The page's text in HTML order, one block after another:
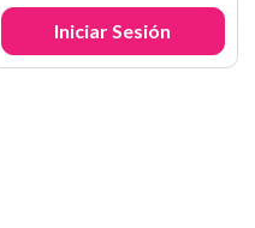
Iniciar Sesión